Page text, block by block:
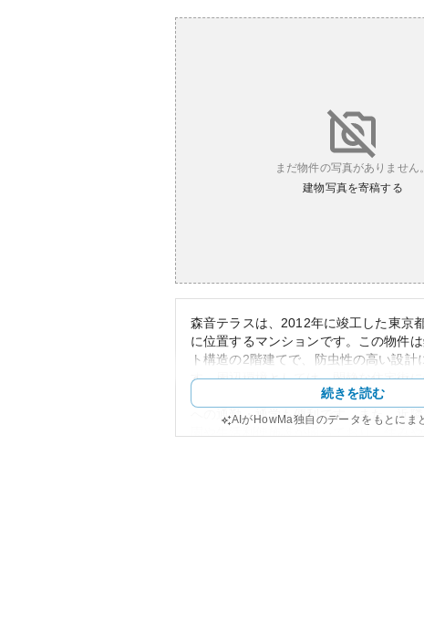
まだ物件の写真がありません。
建物写真を寄稿する
森音テラスは、2012年に竣工した東京
に位置するマンションです。この物件
ト構造の2階建てで、防虫性の高い設計
す。周辺環境としては、閑静な住宅街
井町線の等々力駅や上野毛駅へのアクセ
への通勤・通学も便利です。また、近隣
続きを読む
AIがHowMa独自のデータをもとにま